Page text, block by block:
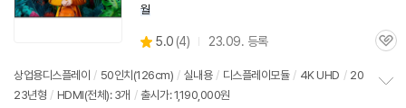
월
별
점
5.0 (상
리
뷰
4) 23.09. 등록
관
상업용디스플레이 / 50인치 (126cm) / 실내용 / 디스플레이모듈 / 4K UHD / 20
23년형 / HDMI(전체): 3개 / 출시가: 1,190,000원